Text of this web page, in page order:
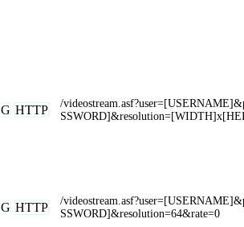
HTTP
/
HTTP
/
SSWORD]&resolution=64&rate=0